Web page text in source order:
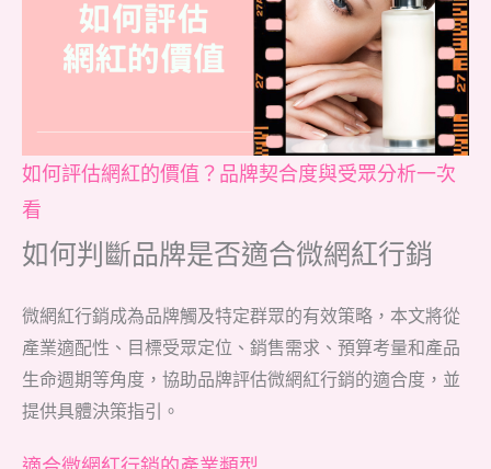
如何評估網紅的價值？品牌契合度與受眾分析一次
看
如何判斷品牌是否適合微網紅行銷
微網紅行銷成為品牌觸及特定群眾的有效策略，本文將從
產業適配性、目標受眾定位、銷售需求、預算考量和產品
生命週期等角度，協助品牌評估微網紅行銷的適合度，並
提供具體決策指引。